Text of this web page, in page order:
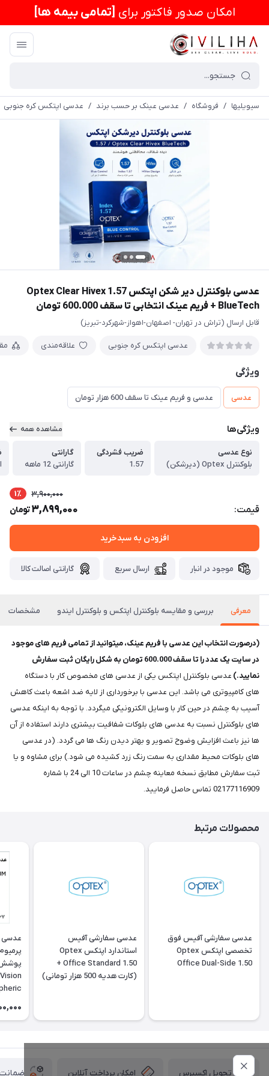
امكان صدور فاکتور برای [تمامی بیمه ها]
سیویلیها / فروشگاه / عدسی عینک بر حسب برند / عدسی اپتکس کره جنوبی
عدسی بلوکنترل دیر شکن اپتکس 1.57 Optex Clear Hivex
BlueTech + فریم عینک انتخابی تا سقف 600.000 تومان
قابل ارسال (تراش در تهران- اصفهان-اهواز-شهرکرد-تبریز)
عدسی اپتکس کره جنوبی علاقه‌مندی
ویژگی
عدسی عدسی و فریم عینک تا سقف 600 هزار تومان
ویژگی‌ها مشاهده همه
نوع عدسی
بلوکنترل Optex (دیرشکن)
ضریب فشردگی
1.57
گارانتی
گارانتی 12 ماهه
قیمت:
3,900,000 1٪
3,899,000تومان
افزودن به سبدخرید
موجود در انبار ارسال سریع گارانتی اصالت کالا
معرفی بررسی و مقایسه بلوکنترل اپتکس و بلوکنترل ایندو مشخصات
(درصورت انتخاب این عدسی با فریم عینک، میتوانید از تمامی فریم های موجود
در سایت یک عدد را تا سقف 600.000 تومان به شکل رایگان ثبت سفارش
نمایید.) عدسی بلوکنترل اپتکس یکی از عدسی های مخصوص کار با دستگاه
های کامپیوتری می باشد. این عدسی با برخورداری از لایه ضد اشعه باعث کاهش
آسیب به چشم در حین کار با وسایل الکترونیکی میگردد. با توجه به اینکه عدسی
های بلوکنترل نسبت به عدسی های بلوکات شفافیت بیشتری دارند استفاده از آن
ها نیز باعث افزایش وضوح تصویر و بهتر دیدن رنگ ها می گردد. (در عدسی
های بلوکات محیط مقداری به سمت رنگ زرد کشیده می شود.) برای مشاوه و یا
ثبت سفارش مطابق نسخه معاینه چشم در ساعات 10 الی 24 با شماره
02177116909 تماس حاصل فرمایید.
محصولات مرتبط
عدسی سفارشی آفیس فوق
تخصصی اپتکس Optex
Office Dual-Side 1.50
عدسی سفارشی آفیس
استاندارد اپتکس Optex
Office Standard 1.50 +
(کارت هدیه 500 هزار تومانی)
عدسی
تحویل اکسپرس امکان پرداخت آنلاین ضمانت